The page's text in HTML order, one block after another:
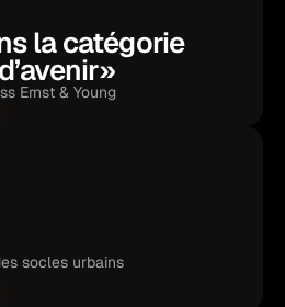
la catégorie
Ernst & Young
socles urbains